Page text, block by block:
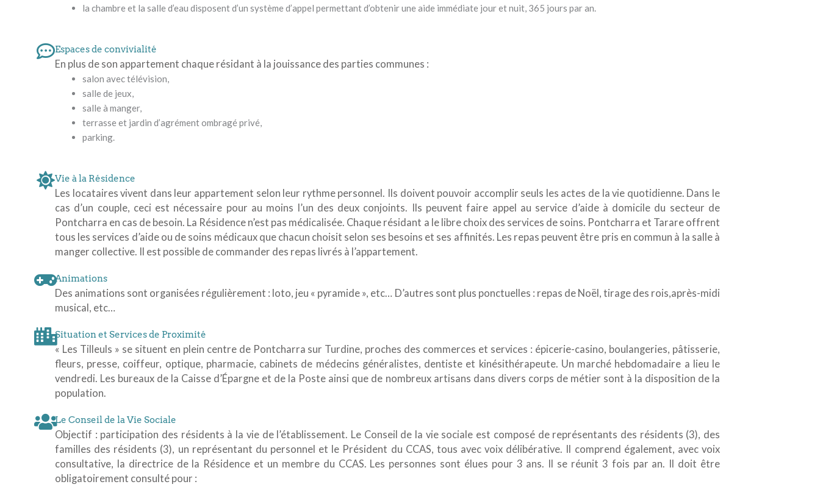
la chambre et la salle d’eau disposent d’un système d’appel permettant d’obtenir une aide immédiate jour et nuit, 365 jours par an.
Espaces de convivialité
En plus de son appartement chaque résidant à la jouissance des parties communes :
salon avec télévision,
salle de jeux,
salle à manger,
terrasse et jardin d’agrément ombragé privé,
parking.
Vie à la Résidence
Les locataires vivent dans leur appartement selon leur rythme personnel. Ils doivent pouvoir accomplir seuls les actes de la vie quotidienne. Dans le
cas d’un couple, ceci est nécessaire pour au moins l’un des deux conjoints. Ils peuvent faire appel au service d’aide à domicile du secteur de
Pontcharra en cas de besoin. La Résidence n’est pas médicalisée. Chaque résidant a le libre choix des services de soins. Pontcharra et Tarare offrent
tous les services d’aide ou de soins médicaux que chacun choisit selon ses besoins et ses affinités. Les repas peuvent être pris en commun à la salle à
manger collective. Il est possible de commander des repas livrés à l’appartement.
Animations
Des animations sont organisées régulièrement : loto, jeu « pyramide », etc… D’autres sont plus ponctuelles : repas de Noël, tirage des rois,après-midi
musical, etc…
Situation et Services de Proximité
« Les Tilleuls » se situent en plein centre de Pontcharra sur Turdine, proches des commerces et services : épicerie-casino, boulangeries, pâtisserie,
fleurs, presse, coiffeur, optique, pharmacie, cabinets de médecins généralistes, dentiste et kinésithérapeute. Un marché hebdomadaire a lieu le
vendredi. Les bureaux de la Caisse d’Épargne et de la Poste ainsi que de nombreux artisans dans divers corps de métier sont à la disposition de la
population.
Le Conseil de la Vie Sociale
Objectif : participation des résidents à la vie de l’établissement. Le Conseil de la vie sociale est composé de représentants des résidents (3), des
familles des résidents (3), un représentant du personnel et le Président du CCAS, tous avec voix délibérative. Il comprend également, avec voix
consultative, la directrice de la Résidence et un membre du CCAS. Les personnes sont élues pour 3 ans. Il se réunit 3 fois par an. Il doit être
obligatoirement consulté pour :